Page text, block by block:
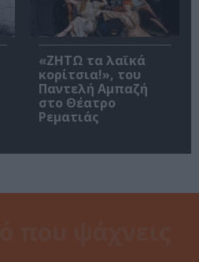
«ΖΗΤΩ τα λαϊκά
κορίτσια!», του
Παντελή Αμπαζή
στο Θέατρο
Ρεματιάς